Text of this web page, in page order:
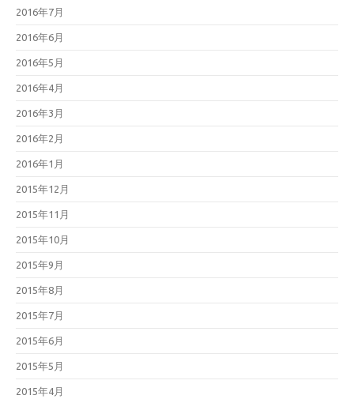
2016年7月
2016年6月
2016年5月
2016年4月
2016年3月
2016年2月
2016年1月
2015年12月
2015年11月
2015年10月
2015年9月
2015年8月
2015年7月
2015年6月
2015年5月
2015年4月